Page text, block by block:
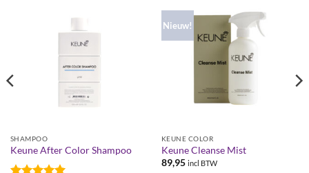
SHAMPOO
Keune After Color Shampoo
Nieuw!
KEUNE COLOR
Keune Cleanse Mist
89,95 incl BTW